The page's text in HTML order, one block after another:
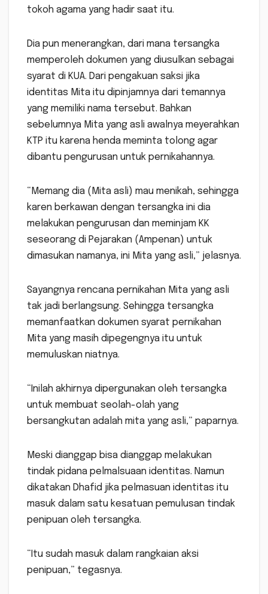
tokoh agama yang hadir saat itu.
Dia pun menerangkan, dari mana tersangka
memperoleh dokumen yang diusulkan sebagai
syarat di KUA. Dari pengakuan saksi jika
identitas Mita itu dipinjamnya dari temannya
yang memiliki nama tersebut. Bahkan
sebelumnya Mita yang asli awalnya meyerahkan
KTP itu karena henda meminta tolong agar
dibantu pengurusan untuk pernikahannya.
“Memang dia (Mita asli) mau menikah, sehingga
karen berkawan dengan tersangka ini dia
melakukan pengurusan dan meminjam KK
seseorang di Pejarakan (Ampenan) untuk
dimasukan namanya, ini Mita yang asli,” jelasnya.
Sayangnya rencana pernikahan Mita yang asli
tak jadi berlangsung. Sehingga tersangka
memanfaatkan dokumen syarat pernikahan
Mita yang masih dipegengnya itu untuk
memuluskan niatnya.
“Inilah akhirnya dipergunakan oleh tersangka
untuk membuat seolah-olah yang
bersangkutan adalah mita yang asli,” paparnya.
Meski dianggap bisa dianggap melakukan
tindak pidana pelmalsuaan identitas. Namun
dikatakan Dhafid jika pelmasuan identitas itu
masuk dalam satu kesatuan pemulusan tindak
penipuan oleh tersangka.
“Itu sudah masuk dalam rangkaian aksi
penipuan,” tegasnya.